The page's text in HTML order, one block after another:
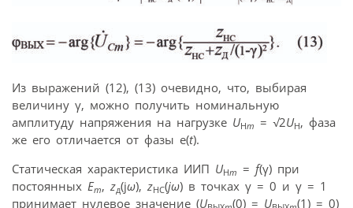
Из выражений (12), (13) очевидно, что, выбирая
величину γ, можно получить номинальную
амплитуду напряжения на нагрузке UHm = √2UH, фаза
же его отличается от фазы e(t).
Статическая характеристика ИИП UHm = f(γ) при
постоянных Em, zд(jω), zHC(jω) в точках γ = 0 и γ = 1
принимает нулевое значение (U (0) = U
(1) = 0)